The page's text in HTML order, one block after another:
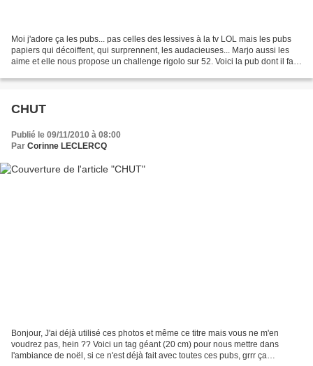
Moi j'adore ça les pubs... pas celles des lessives à la tv LOL mais les pubs
papiers qui décoiffent, qui surprennent, les audacieuses... Marjo aussi les
aime et elle nous propose un challenge rigolo sur 52. Voici la pub dont il faut
CHUT
Publié le 09/11/2010 à 08:00
Par Corinne LECLERCQ
Bonjour, J'ai déjà utilisé ces photos et même ce titre mais vous ne m'en
voudrez pas, hein ?? Voici un tag géant (20 cm) pour nous mettre dans
l'ambiance de noël, si ce n'est déjà fait avec toutes ces pubs, grrr ça